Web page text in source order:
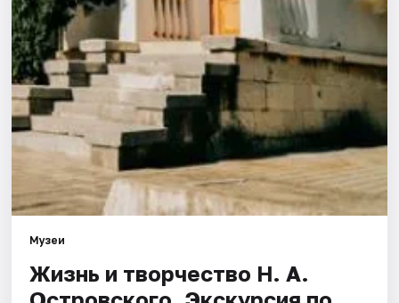
Артисты
Рейтинги
Музеи
Жизнь и творчество Н. А.